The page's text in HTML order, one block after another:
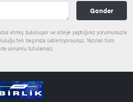
Gonder
etmiş bulunuyor ve siteye yaptığınız yorumunuzla
tek başınıza üstleniyorsunuz. Yazılan tüm
sorumlu tutulamaz.